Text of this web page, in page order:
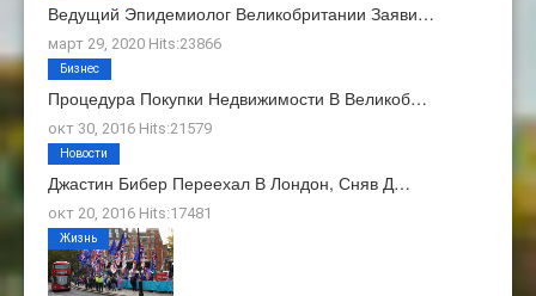
Ведущий Эпидемиолог Великобритании Заяви…
март 29, 2020 Hits:23866
Процедура Покупки Недвижимости В Великоб…
окт 30, 2016 Hits:21579
Бизнес
Джастин Бибер Переехал В Лондон, Сняв Д…
окт 20, 2016 Hits:17481
Новости
Жизнь